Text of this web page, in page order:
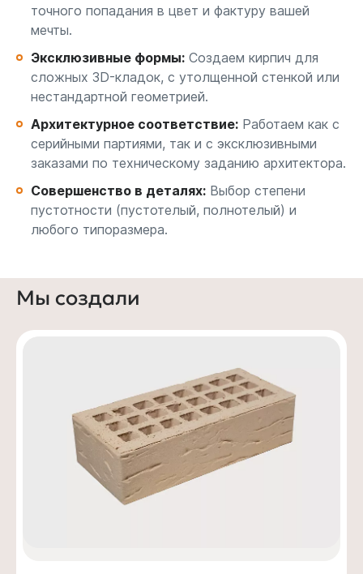
точного попадания в цвет и фактуру вашей
мечты.
Эксклюзивные формы: Создаем кирпич для
сложных 3D-кладок, с утолщенной стенкой или
нестандартной геометрией.
Архитектурное соответствие: Работаем как с
серийными партиями, так и с эксклюзивными
заказами по техническому заданию архитектора.
Совершенство в деталях: Выбор степени
пустотности (пустотелый, полнотелый) и
любого типоразмера.
Мы создали